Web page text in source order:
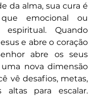
da alma, sua cura é
emocional ou
Quando
e abre o coração
abre os seus
nova dimensão
vê desafios, metas,
altas para escalar.